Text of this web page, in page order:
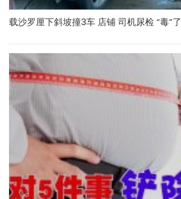
载沙罗厘下斜坡撞3车 店铺 司机尿检 “毒”了